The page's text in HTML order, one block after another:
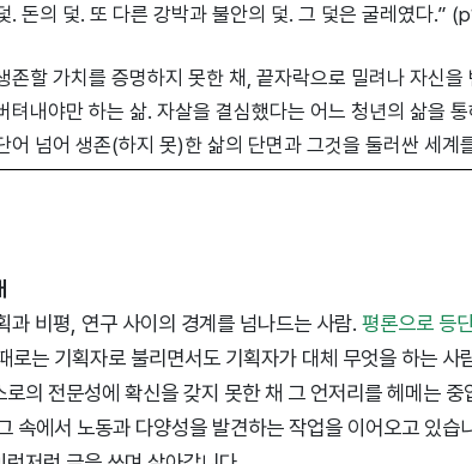
. 돈의 덫. 또 다른 강박과 불안의 덫. 그 덫은 굴레였다.”
존할 가치를 증명하지 못한 채, 끝자락으로 밀려나 자신을
텨내야만 하는 삶. 자살을 결심했다는 어느 청년의 삶을 통
어 넘어 생존(하지 못)한 삶의 단면과 그것을 둘러싼 세계
과 비평, 연구 사이의 경계를 넘나드는 사람. 평론으로 등
로는 기획자로 불리면서도 기획자가 대체 무엇을 하는 사
로의 전문성에 확신을 갖지 못한 채 그 언저리를 헤메는
속에서 노동과 다양성을 발견하는 작업을 이어오고 있습